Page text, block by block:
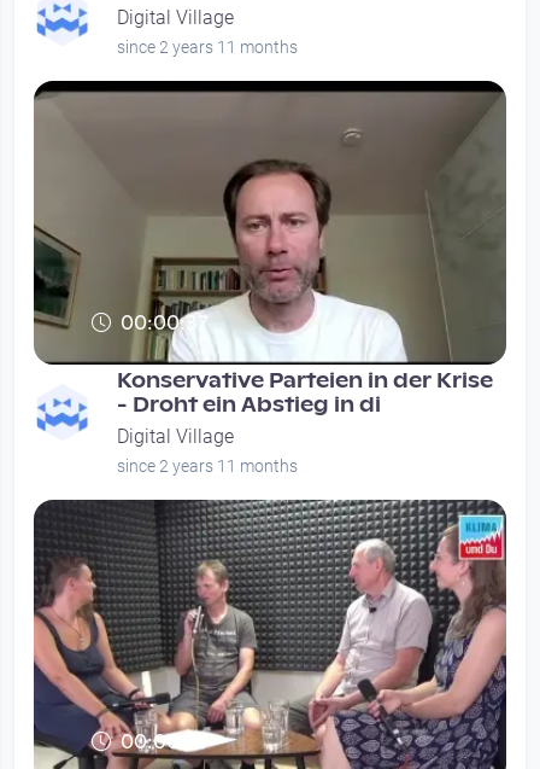
Digital Village
since 2 years 11 months
00:00:37
Konservative Parteien in der Krise
- Droht ein Abstieg in di
Digital Village
since 2 years 11 months
00:00:31